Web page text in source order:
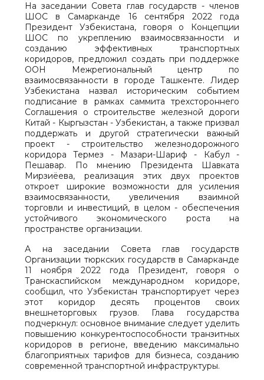
На заседании Совета глав государств - членов
ШОС в Самарканде 16 сентября 2022 года
Президент Узбекистана, говоря о Концепции
ШОС по укреплению взаимосвязанности и
созданию эффективных транспортных
коридоров, предложил создать при поддержке
ООН Межрегиональный центр по
взаимосвязанности в городе Ташкенте. Лидер
Узбекистана назвал историческим событием
подписание в рамках саммита трехстороннего
Соглашения о строительстве железной дороги
Китай - Кыргызстан - Узбекистан, а также призвал
поддержать и другой стратегически важный
проект - строительство железнодорожного
коридора Термез - Мазари-Шариф - Кабул -
Пешавар. По мнению Президента Шавката
Мирзиёева, реализация этих двух проектов
откроет широкие возможности для усиления
взаимосвязанности, увеличения взаимной
торговли и инвестиций, в целом - обеспечения
устойчивого экономического роста на
пространстве организации.
А на заседании Совета глав государств
Организации тюркских государств в Самарканде
11 ноября 2022 года Президент, говоря о
Транскаспийском международном коридоре,
сообщил, что Узбекистан транспортирует через
этот коридор десять процентов своих
внешнеторговых грузов. Глава государства
подчеркнул: основное внимание следует уделить
повышению конкурентоспособности транзитных
коридоров в регионе, введению максимально
благоприятных тарифов для бизнеса, созданию
современной транспортной инфраструктуры.